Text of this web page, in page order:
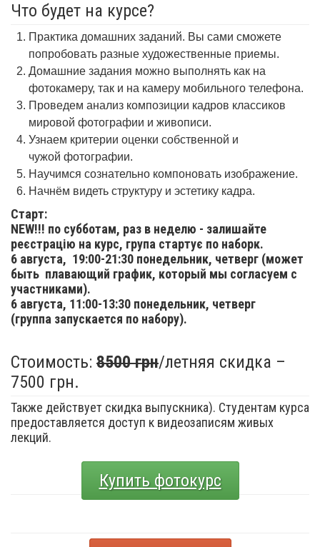
Что будет на курсе?
Практика домашних заданий. Вы сами сможете
попробовать разные художественные приемы.
Домашние задания можно выполнять как на
фотокамеру, так и на камеру мобильного телефона.
Проведем анализ композиции кадров классиков
мировой фотографии и живописи.
Узнаем критерии оценки собственной и
чужой фотографии.
Научимся сознательно компоновать изображение.
Начнём видеть структуру и эстетику кадра.
Старт:
NEW!!! по субботам, раз в неделю - залишайте
реєстрацію на курс, група стартує по наборк.
6 августа, 19:00-21:30 понедельник, четверг (может
быть плавающий график, который мы согласуем с
участниками).
6 августа, 11:00-13:30 понедельник, четверг
(группа запускается по набору).
Стоимость: 8500 грн/летняя скидка –
7500 грн.
Также действует скидка выпускника). Студентам курса
предоставляется доступ к видеозаписям живых
лекций.
Купить фотокурс